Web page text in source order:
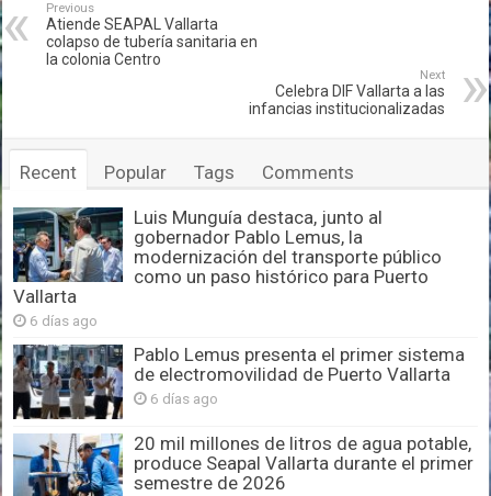
Previous
Atiende SEAPAL Vallarta
colapso de tubería sanitaria en
la colonia Centro
Next
Celebra DIF Vallarta a las
infancias institucionalizadas
Recent Popular Tags Comments
Luis Munguía destaca, junto al
gobernador Pablo Lemus, la
modernización del transporte público
como un paso histórico para Puerto
Vallarta
6 días ago
Pablo Lemus presenta el primer sistema
de electromovilidad de Puerto Vallarta
6 días ago
20 mil millones de litros de agua potable,
produce Seapal Vallarta durante el primer
semestre de 2026